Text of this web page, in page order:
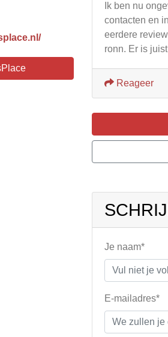
Ik ben nu
contacten en
eerdere
ronn. Er is
Reageer
Je naam*
E-mailadres*